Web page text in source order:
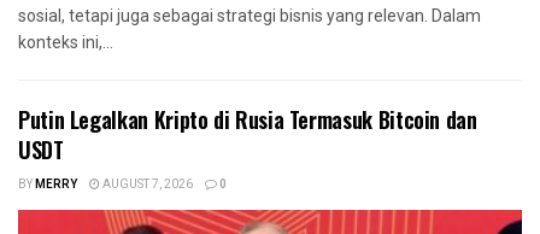
sosial, tetapi juga sebagai strategi bisnis yang relevan. Dalam
konteks ini,...
Putin Legalkan Kripto di Rusia Termasuk Bitcoin dan
USDT
BYMERRY AUGUST 7, 2026 0